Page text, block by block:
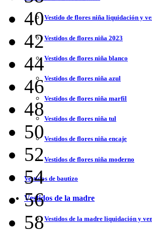
Vestido de flores niña liquidación y
Vestidos de flores niña 2023
Vestidos de flores niña blanco
Vestidos de flores niña azul
Vestidos de flores niña marfil
Vestidos de flores niña tul
Vestidos de flores niña encaje
Vestidos de flores niña moderno
Vestidos de bautizo
Vestidos de la madre
Vestidos de la madre liquidación y
40
42
44
46
48
50
52
54
56
58